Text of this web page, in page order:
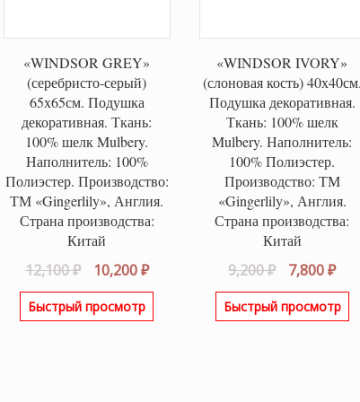
«WINDSOR GREY»
(серебристо-серый)
65х65см. Подушка
декоративная. Ткань:
100% шелк Mulbery.
Наполнитель: 100%
Полиэстер. Производство:
ТМ «Gingerlily», Англия.
Страна производства:
Китай
12,100₽
Первоначальная
цена
составляла
10,200₽Текущая
цена:
Быстрый просмотр
«WINDSOR IVORY»
(слоновая кость) 40х40см.
Подушка декоративная.
Ткань: 100% шелк
Mulbery. Наполнитель:
100% Полиэстер.
Производство: ТМ
«Gingerlily», Англия.
Страна производства:
Китай
9,200₽
цена
составляла
7,800₽
Быстрый просмотр